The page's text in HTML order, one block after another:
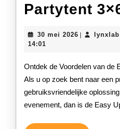
Partytent
30 mei 2026 30
lynxlab
14:01
Ontdek de Voordelen van de Easy Up Partytent 3×6
Als u op zoek bent naar een
gebruiksvriendelijke
evenement, dan is de Easy